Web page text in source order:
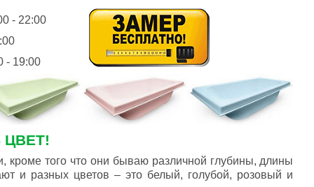
- 22:00
- 19:00
кроме того что они бываю различной глубины, длины
и разных цветов – это белый, голубой, розовый и